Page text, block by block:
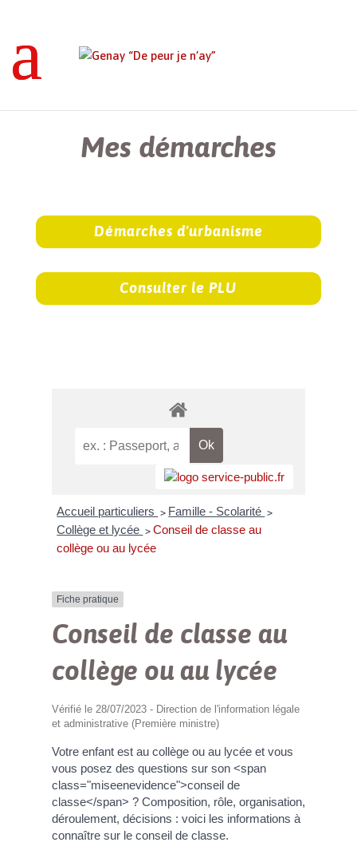
Mes démarches
Démarches d'urbanisme
Consulter le PLU
Accueil particuliers > Famille - Scolarité >
Collège et lycée > Conseil de classe au
collège ou au lycée
Fiche pratique
Conseil de classe au
collège ou au lycée
Vérifié le 28/07/2023 - Direction de l'information légale
et administrative (Première ministre)
Votre enfant est au collège ou au lycée et vous
vous posez des questions sur son <span
class="miseenevidence">conseil de
classe</span> ? Composition, rôle, organisation,
déroulement, décisions : voici les informations à
connaître sur le conseil de classe.